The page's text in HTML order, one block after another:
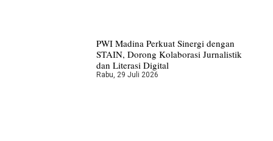
PWI Madina Perkuat Sinergi dengan
STAIN, Dorong Kolaborasi Jurnalistik
dan Literasi Digital
Rabu, 29 Juli 2026